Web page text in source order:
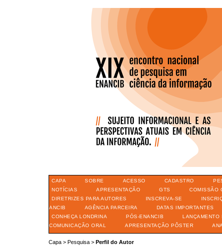
CAPA SOBRE ACESSO CADASTRO
NOTÍCIAS
APRESENTAÇÃO GTS
COMISSÃO
DIRETRIZES PARA AUTORES
INSCREVA-SE
ANCIB
AGÊNCIA PARCEIRA
DATAS IMPORTANTES
CONHEÇA LONDRINA
PÓS-ENANCIB
LANÇAMENTO
COMUNICAÇÃO ORAL
APRESENTAÇÃO PÔSTER
Capa > Pesquisa > Perfil do Autor